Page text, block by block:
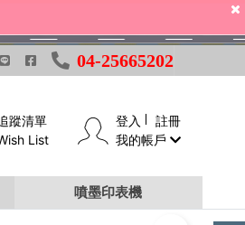
04-25665202
蹤清單
List
登入
註冊
我的帳戶
噴墨印表機